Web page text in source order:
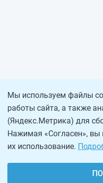
Мы используем файлы
работы сайта, а также
(Яндекс.Метрика) для
Нажимая «Согласен», вы
их использование.